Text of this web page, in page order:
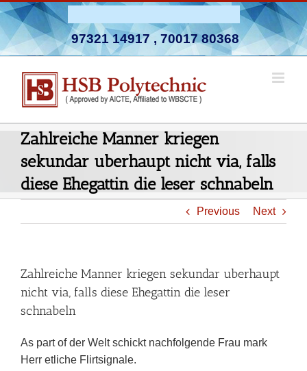
Skip
to
content
97321 14917, 70017 80368
Zahlreiche Manner kriegen
sekundar uberhaupt nicht via, falls
diese Ehegattin die leser schnabeln
Previous Next
Zahlreiche Manner kriegen sekundar uberhaupt
nicht via, falls diese Ehegattin die leser
schnabeln
As part of der Welt schickt nachfolgende Frau mark
Herr etliche Flirtsignale.